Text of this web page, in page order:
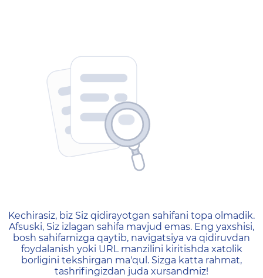
404 — Страница не
Kechirasiz, biz Siz qidirayotgan sahifani topa olmadik.
Afsuski, Siz izlagan sahifa mavjud emas. Eng yaxshisi,
bosh sahifamizga qaytib, navigatsiya va qidiruvdan
foydalanish yoki URL manzilini kiritishda xatolik
borligini tekshirgan ma'qul. Sizga katta rahmat,
tashrifingizdan juda xursandmiz!